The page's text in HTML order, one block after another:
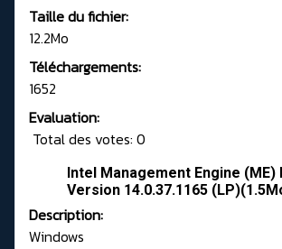
Taille du fichier:
12.2Mo
Téléchargements:
1652
Evaluation:
Total des votes: 0
Intel Management Engine (ME)
Version 14.0.37.1165
Description:
Windows